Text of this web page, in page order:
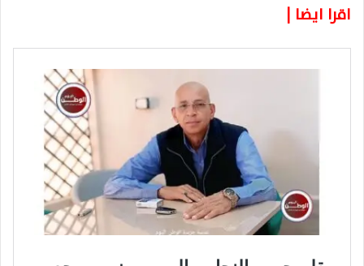
اقرا ايضا |